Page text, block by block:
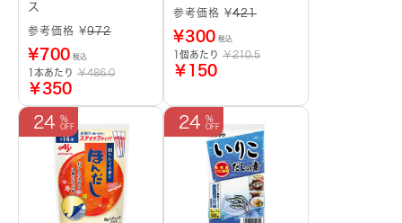
ス
参考価格 ¥972
¥700 税込
1本あたり ￥486.0
￥350
参考価格 ¥421
¥300 税込
1個あたり ￥210.5
￥150
24 24